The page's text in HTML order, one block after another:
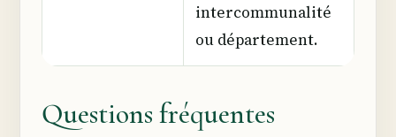
intercommunalité
ou département.
Questions fréquentes